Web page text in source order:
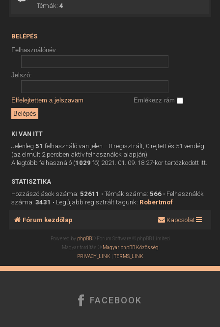
Témák: 4
BELÉPÉS
Felhasználónév:
Jelszó:
Elfelejtettem a jelszavam Emlékezz rám
KI VAN ITT
Jelenleg 51 felhasználó van jelen :: 0 regisztrált, 0 rejtett és 51 vendég
(az elmúlt 2 percben aktív felhasználók alapján)
A legtöbb felhasználó (1029 fő) 2021. 01. 09. 18:27-kor tartózkodott itt.
STATISZTIKA
Hozzászólások száma: 52611 • Témák száma: 566• Felhasználók
száma: 3431 • Legújabb regisztrált tagunk: Robertmof
Fórum kezdőlap Kapcsolat
Powered by phpBB® Forum Software © phpBB Limited
Magyar fordítás © Magyar phpBB Közösség
PRIVACY_LINK |TERMS_LINK
FACEBOOK